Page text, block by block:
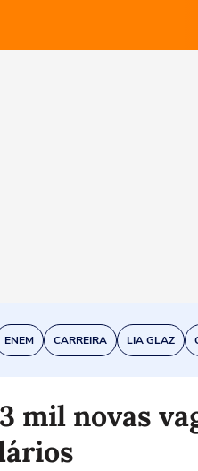
ENEM CARREIRA LIA GLAZ
mil novas